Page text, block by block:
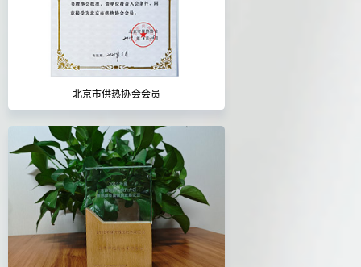
北京市供热协会会员